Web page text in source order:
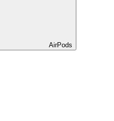
AirPods